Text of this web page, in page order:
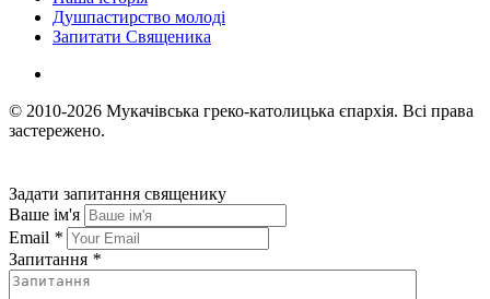
Душпастирство молоді
Запитати Священика
© 2010-2026 Мукачівська греко-католицька єпархія. Всі права
застережено.
Задати запитання священику
Ваше ім'я
Email *
Запитання *